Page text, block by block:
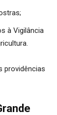
à Vigilância
providências